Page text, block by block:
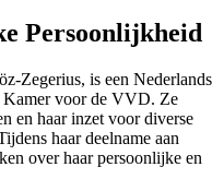
Persoonlijkheid
Zegerius, is een Nederlands
Kamer voor de VVD. Ze
en haar inzet voor diverse
haar deelname aan
over haar persoonlijke en